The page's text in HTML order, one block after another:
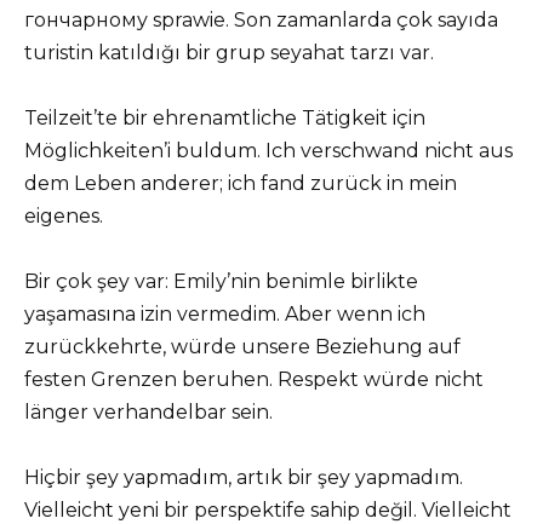
гончарному sprawie. Son zamanlarda çok sayıda
turistin katıldığı bir grup seyahat tarzı var.
Teilzeit’te bir ehrenamtliche Tätigkeit için
Möglichkeiten’i buldum. Ich verschwand nicht aus
dem Leben anderer; ich fand zurück in mein
eigenes.
Bir çok şey var: Emily’nin benimle birlikte
yaşamasına izin vermedim. Aber wenn ich
zurückkehrte, würde unsere Beziehung auf
festen Grenzen beruhen. Respekt würde nicht
länger verhandelbar sein.
Hiçbir şey yapmadım, artık bir şey yapmadım.
Vielleicht yeni bir perspektife sahip değil. Vielleicht